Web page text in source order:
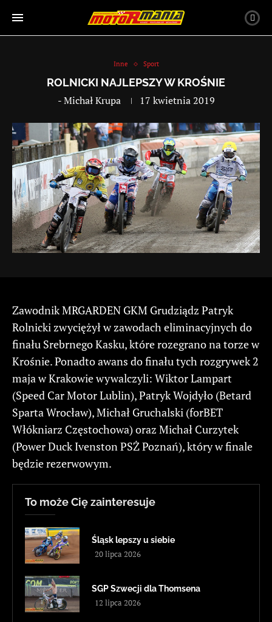
Inne Sport
ROLNICKI NAJLEPSZY W KROŚNIE
-Michał Krupa 17 kwietnia 2019
Zawodnik MRGARDEN GKM Grudziądz Patryk
Rolnicki zwyciężył w zawodach eliminacyjnych do
finału Srebrnego Kasku, które rozegrano na torze w
Krośnie. Ponadto awans do finału tych rozgrywek 2
maja w Krakowie wywalczyli: Wiktor Lampart
(Speed Car Motor Lublin), Patryk Wojdyło (Betard
Sparta Wrocław), Michał Gruchalski (forBET
Włókniarz Częstochowa) oraz Michał Curzytek
(Power Duck Ivenston PSŻ Poznań), który w finale
będzie rezerwowym.
To może Cię zainteresuje
Śląsk lepszy u siebie
20 lipca 2026
SGP Szwecji dla Thomsena
12 lipca 2026